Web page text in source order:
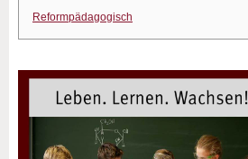
Reformpädagogisch